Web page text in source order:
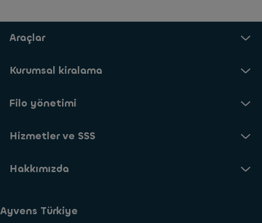
Araçlar
Kurumsal kiralama
Filo yönetimi
Hizmetler ve SSS
Hakkımızda
Ayvens Türkiye